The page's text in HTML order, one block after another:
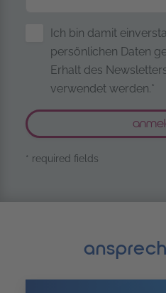
Sicherung
Ich bin damit
persönlichen Daten
Erhalt des
verwendet werden.*
* required fields